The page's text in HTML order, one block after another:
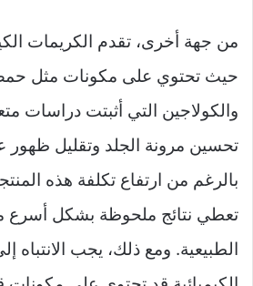
من جهة أخرى، تقدم الكريمات
حيث تحتوي على مكونات مثل حمض
والكولاجين التي أثبتت دراسات
تحسين مرونة الجلد وتقليل ظهور
بالرغم من ارتفاع تكلفة هذه
تعطي نتائج ملحوظة بشكل أسرع
الطبيعية. ومع ذلك، يجب الانتباه